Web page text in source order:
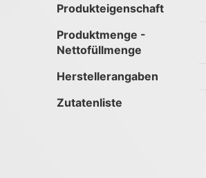
Produkteigenschaft
Produktmenge -
Nettofüllmenge
Herstellerangaben
Zutatenliste